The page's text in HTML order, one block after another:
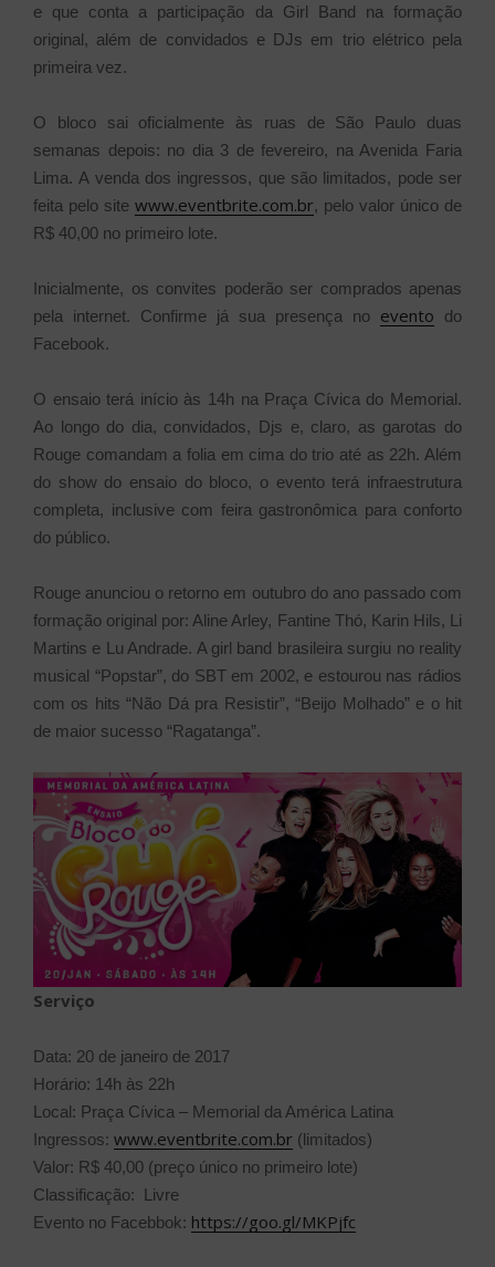
e que conta a participação da Girl Band na formação
original, além de convidados e DJs em trio elétrico pela
primeira vez.
O bloco sai oficialmente às ruas de São Paulo duas
semanas depois: no dia 3 de fevereiro, na Avenida Faria
Lima. A venda dos ingressos, que são limitados, pode ser
feita pelo site www.eventbrite.com.br, pelo valor único de
R$ 40,00 no primeiro lote.
Inicialmente, os convites poderão ser comprados apenas
pela internet. Confirme já sua presença no evento do
Facebook.
O ensaio terá início às 14h na Praça Cívica do Memorial.
Ao longo do dia, convidados, Djs e, claro, as garotas do
Rouge comandam a folia em cima do trio até as 22h. Além
do show do ensaio do bloco, o evento terá infraestrutura
completa, inclusive com feira gastronômica para conforto
do público.
Rouge anunciou o retorno em outubro do ano passado com
formação original por: Aline Arley, Fantine Thó, Karin Hils, Li
Martins e Lu Andrade. A girl band brasileira surgiu no reality
musical “Popstar”, do SBT em 2002, e estourou nas rádios
com os hits “Não Dá pra Resistir”, “Beijo Molhado” e o hit
de maior sucesso “Ragatanga”.
Serviço
Data: 20 de janeiro de 2017
Horário: 14h às 22h
Local: Praça Cívica – Memorial da América Latina
Ingressos: www.eventbrite.com.br (limitados)
Valor: R$ 40,00 (preço único no primeiro lote)
Classificação: Livre
Evento no Facebbok: https://goo.gl/MKPjfc